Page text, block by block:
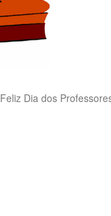
Feliz Dia dos